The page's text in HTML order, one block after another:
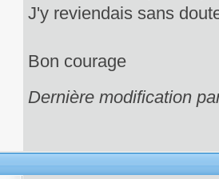
J'y reviendais sans
Bon courage
Dernière modification